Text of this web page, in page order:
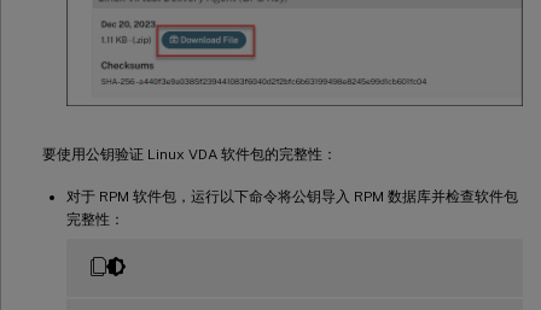
要使用公钥验证 Linux VDA 软件包的完整性：
对于 RPM 软件包，运行以下命令将公钥导入 RPM 数据库并检查软件包
完整性：